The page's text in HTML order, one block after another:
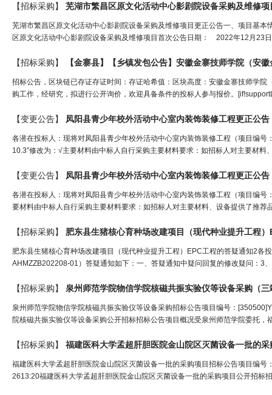
【招标采购】 芜湖市繁昌区原文化活动中心影剧院设备采购及维修
芜湖市繁昌区原文化活动中心影剧院设备采购及维修项目更正公告一、项目基
区原文化活动中心影剧院设备采购及维修项目首次公告日期： 2022年12月23
【招标采购】
招标公告，区块链已存证存证时间：存证哈希值：区块高度：安徽金寨技师学
购工作，经研究，拟进行公开询价，欢迎具备条件的投标人参与报价。
【变更公告】 凤阳县青少年校外活动中心室内装饰装修工程更正公告
各潜在投标人：现将对凤阳县青少年校外活动中心室内装饰装修工程（项目编
10.3”修改为：√主要材料由中标人自行采购主要材料要求：如招标人对主要材
【变更公告】 凤阳县青少年校外活动中心室内装饰装修工程更正公告
各潜在投标人：现将对凤阳县青少年校外活动中心室内装饰装修工程（项目编
要材料由中标人自行采购主要材料要求：如招标人对主要材料、设备提供了推
【招标采购】 肥东县生猪核心育种场改建项目（现代种业提升工程
肥东县生猪核心育种场改建项目（现代种业提升工程）EPC工程的答疑通知2
AHMZZB202208-01）答疑通知如下：一、答疑通知中疑问回复的修改疑问：3
【招标采购】 泉州师范学院物信学院核磁共振实验仪等设备采购（三
泉州师范学院物信学院核磁共振实验仪等设备采购招标公告项目编号：
院核磁共振实验仪等设备采购公开招标招标公告项目概况受泉州师范学院委托
【招标采购】 福建医科大学孟超肝胆医院金山院区灭菌设备一批的采
福建医科大学孟超肝胆医院金山院区灭菌设备一批的采购项目招标公告项目编
2613:20福建医科大学孟超肝胆医院金山院区灭菌设备一批的采购项目公开招标